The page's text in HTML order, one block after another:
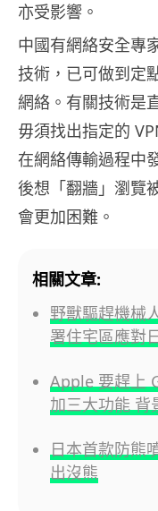
亦受影響。
中國有網絡安全專
技術，已可做到定
網絡。有關技術是
毋須找出指定的
在網絡傳輸過程中
後想「翻牆」瀏覽
會更加困難。
相關文章:
野獸驅趕機
署住宅區應對
Apple 要趕上
加三大功能 背
日本首款防熊
出沒熊